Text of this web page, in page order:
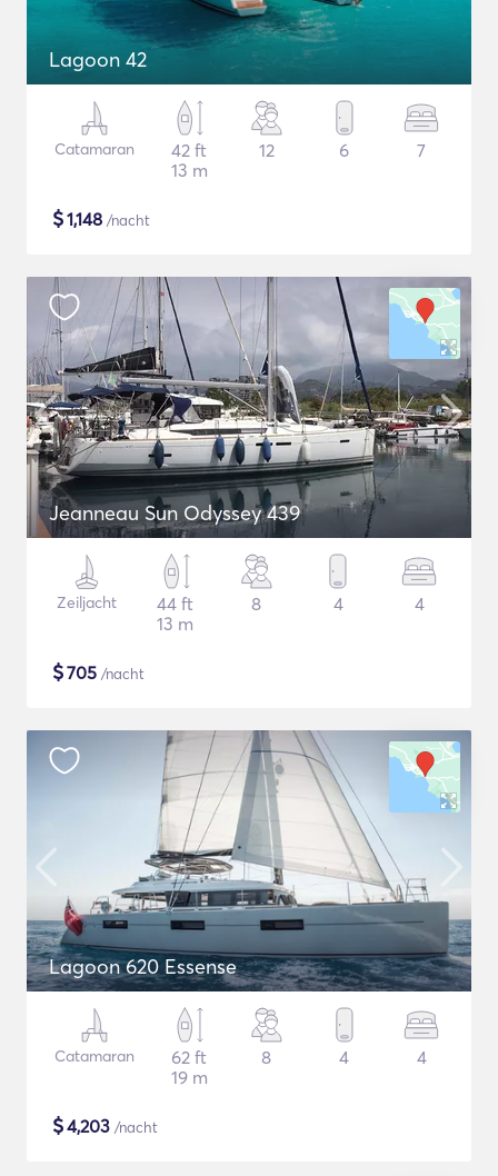
Lagoon 42
Catamaran
42 ft
13 m
12 6 7
$1,148 /nacht
Jeanneau Sun Odyssey 439
Zeiljacht
44 ft
13 m
8 4 4
$705 /nacht
Lagoon 620 Essense
Catamaran
62 ft
19 m
8 4 4
$4,203 /nacht